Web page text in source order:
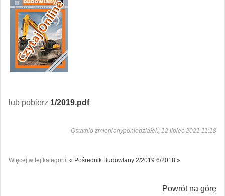
lub pobierz 1/2019.pdf
Ostatnio zmienianyponiedziałek, 12 lipiec 2021 11:18
Więcej w tej kategorii: « Pośrednik Budowlany 2/2019 6/2018 »
Powrót na górę